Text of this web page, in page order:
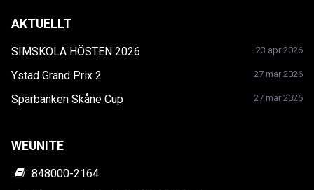
AKTUELLT
SIMSKOLA HÖSTEN 2026 23 apr 2026
Ystad Grand Prix 2 27 mar 2026
Sparbanken Skåne Cup 27 mar 2026
WEUNITE
848000-2164